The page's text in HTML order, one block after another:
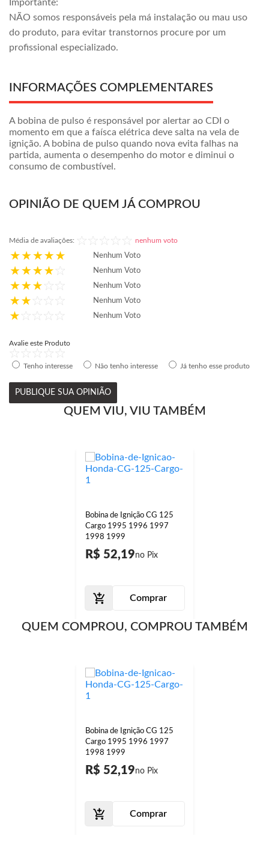
Importante:
NÃO somos responsáveis pela má instalação ou mau uso
do produto, para evitar transtornos procure por um
profissional especializado.
INFORMAÇÕES COMPLEMENTARES
A bobina de pulso é responsável por alertar ao CDI o
momento em que a faísca elétrica deve salta na vela de
ignição. A bobina de pulso quando nova evita falhas na
partida, aumenta o desempenho do motor e diminui o
consumo de combustível.
OPINIÃO DE QUEM JÁ COMPROU
Média de avaliações: nenhum voto
Nenhum Voto
Nenhum Voto
Nenhum Voto
Nenhum Voto
Nenhum Voto
Avalie este Produto
Tenho interesse Não tenho interesse Já tenho esse produto
PUBLIQUE SUA OPINIÃO
QUEM VIU, VIU TAMBÉM
Bobina de Ignição CG 125
Cargo 1995 1996 1997
1998 1999
R$ 52,19
Comprar
QUEM COMPROU, COMPROU TAMBÉM
Bobina de Ignição CG 125
Cargo 1995 1996 1997
1998 1999
R$ 52,19
Comprar